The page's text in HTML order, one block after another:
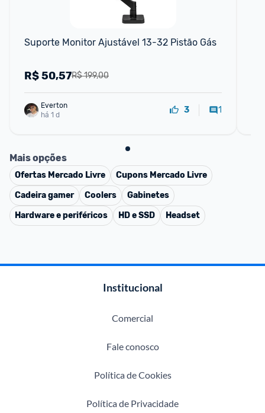
Suporte Monitor Ajustável 13-32 Pistão Gás
R$ 199,00
R$50,57
Everton
há 1 d
3 1
Mais opções
Ofertas Mercado Livre Cupons Mercado Livre
Cadeira gamer
Coolers
Gabinetes
Hardware e periféricos
HD e SSD Headset
Institucional
Comercial
Fale conosco
Política de Cookies
Política de Privacidade